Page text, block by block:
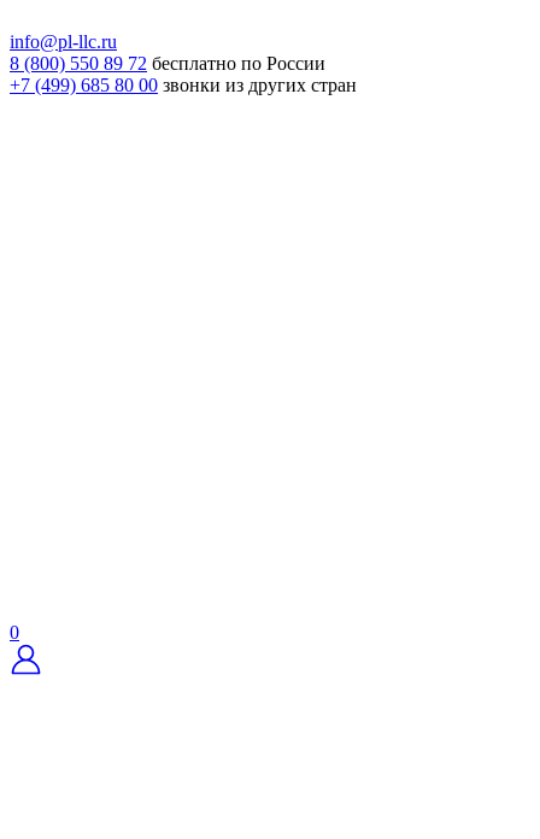
info@pl-llc.ru
8 (800) 550 89 72 бесплатно по России
+7 (499) 685 80 00 звонки из других стран
0